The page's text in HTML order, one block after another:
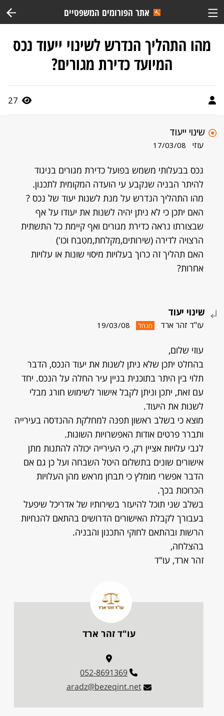
אתר הפורומים המשפטיים
מהו התהליך הנדרש לשינוי ייעוד נכס
המיועד כדירת מגורים?
27
שינוי ייעוד
עוזי 17/03/08
נכס בבעלותי משמש בפועל כדירת מגורים בניגוד
להיתר הבניה שנקבע עי הועדה המקומית לתכנון.
מהו התהליך הנדרש על מנת לשנות יעוד של נכס ?
האם יתכן כי לא ניתן יהיה לשנות את יעודו על אף
שבצורתו נראה כדירת מגורים ואף קיימת כל התשתית
הרצויה לדירה (שירותים,מקלחת,מטבח וכו')
האם תהליך זה כרוך בעלויות מיסוי שונות או עלויות
אחרות?
שינוי יעוד
עו"ד זהר ארד מנהל 19/03/08
עוזי שלום,
בהחלט יתכן שלא ניתן לשנות את יעוד הנכס, הדבר
תלוי בין היתר בתוכנית בניין עיר החלה על הנכס. יחד
עם זאת, יתכן וניתן לקבל אישור לשימוש חורג מבלי
לשנות את היעוד.
מוצא כי בשלב ראשון תפנה למחלקת ההנדסה בעירייה
ותברר פרטים אודות האפשרויות השונות.
לגבי עלויות אציין רק, כי העירייה יכולה להתנות מתן
אישורים שונים בתשלום היטל השבחה ועל כן גם אם
הדבר אפשרי מומלץ כי תבחן מראש מהן העלויות
הכרוכות בכך.
בשלב שני תוכל להיעזר בשירותיו של אדריכל שיפעל
בעבורך לקבלת האישורים הדרושים בהתאם להנחיות
הרשות ובהתאם לחוקי התכנון והבניה.
בהצלחה,
זהר ארד, עו"ד
עו"ד זהר ארד
052-8691369
aradz@bezeqint.net